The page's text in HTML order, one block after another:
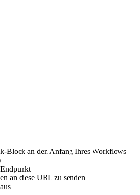
Block an den Anfang Ihres Workflows
an diese URL zu senden